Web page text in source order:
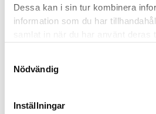
Dessa kan i sin tur kombinera
information som du har
Nödvändig
Inställningar